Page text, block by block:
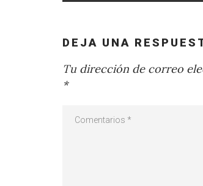
DEJA UNA
Tu dirección de correo
*